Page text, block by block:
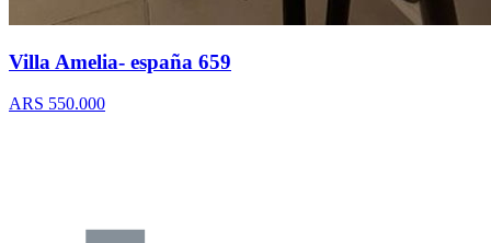
Villa Amelia- españa 659
ARS 550.000